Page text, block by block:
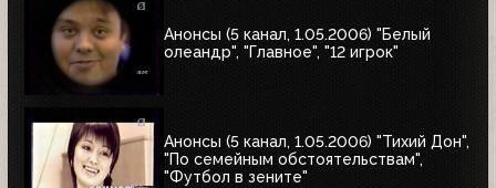
Анонсы (5 канал, 1.05.2006) "Белый
олеандр", "Главное", "12 игрок"
Анонсы (5 канал, 1.05.2006) "Тихий Дон",
"По семейным обстоятельствам",
"Футбол в зените"